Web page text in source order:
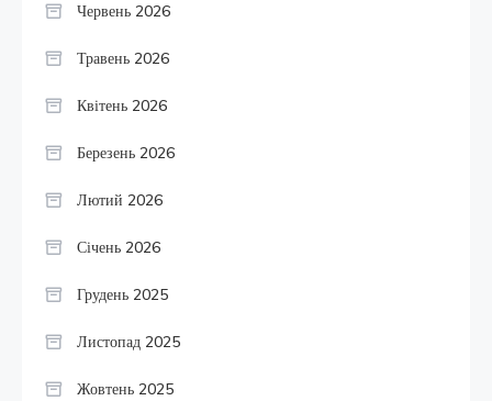
Червень 2026
Травень 2026
Квітень 2026
Березень 2026
Лютий 2026
Січень 2026
Грудень 2025
Листопад 2025
Жовтень 2025